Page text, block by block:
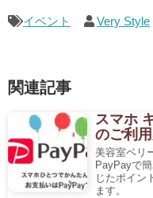
イベント Very Style
関連記事
スマホ
のご利
美容室ベリ
PayPayで
じたポイン
ます。